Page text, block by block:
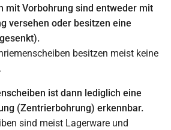
mit Vorbohrung sind entweder mit
versehen oder besitzen eine
besitzen meist keine
ist dann lediglich eine
(Zentrierbohrung) erkennbar.
sind meist Lagerware und